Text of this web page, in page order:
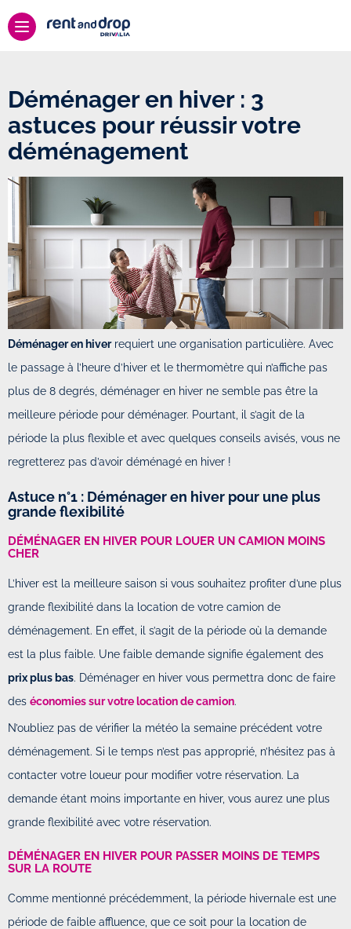
Déménager en hiver : 3
astuces pour réussir votre
déménagement
Déménager en hiverrequiert une organisation particulière. Avec
le passage à l’heure d’hiver et le thermomètre qui n’affiche pas
plus de 8 degrés, déménager en hiver ne semble pas être la
meilleure période pour déménager. Pourtant, il s’agit de la
période la plus flexible et avec quelques conseils avisés, vous ne
regretterez pas d’avoir déménagé en hiver !
Astuce n°1 : Déménager en hiver pour une plus
grande flexibilité
DÉMÉNAGER EN HIVER POUR LOUER UN CAMION MOINS
CHER
L’hiver est la meilleure saison si vous souhaitez profiter d’une plus
grande flexibilité dans la location de votre camion de
déménagement. En effet, il s’agit de la période où la demande
est la plus faible. Une faible demande signifie également des
prix plus bas. Déménager en hiver vous permettra donc de faire
des économies sur votre location de camion.
N’oubliez pas de vérifier la météo la semaine précédent votre
déménagement. Si le temps n’est pas approprié, n’hésitez pas à
contacter votre loueur pour modifier votre réservation. La
demande étant moins importante en hiver, vous aurez une plus
grande flexibilité avec votre réservation.
DÉMÉNAGER EN HIVER POUR PASSER MOINS DE TEMPS
SUR LA ROUTE
Comme mentionné précédemment, la période hivernale est une
période de faible affluence, que ce soit pour la location de